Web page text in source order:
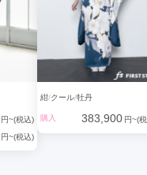
円~(税込)
円~(税込)
紺 クール 牡丹
購入 383,900 円~(